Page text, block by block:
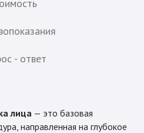
- ответ
лица — это базовая
направленная на глубокое